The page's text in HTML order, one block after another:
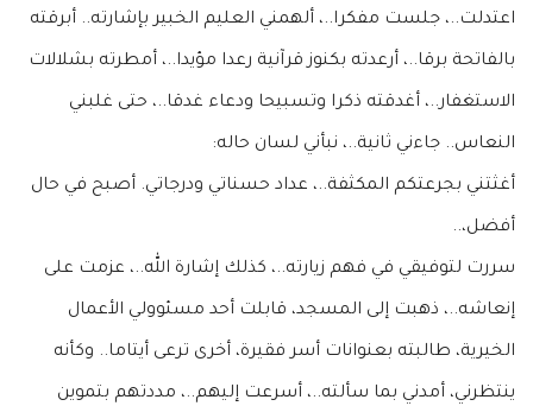
اعتدلت..، جلست مفكرا..، ألهمني العليم الخبير بإشارته.. أبرقته
بالفاتحة برقا..، أرعدته بكنوز قرآنية رعدا مؤيدا..، أمطرته بشلالات
الاستغفار..، أغدقته ذكرا وتسبيحا ودعاء غدقا..، حتى غلبني
النعاس.. جاءني ثانية..، نبأني لسان حاله:
أغثتني بجرعتكم المكثفة..، عداد حسناتي ودرجاتي. أصبح في حال
أفضل،..
سررت لتوفيقي في فهم زيارته..، كذلك إشارة الله..، عزمت على
إنعاشه..، ذهبت إلى المسجد، قابلت أحد مسئوولي الأعمال
الخيرية، طالبته بعنوانات أسر فقيرة، أخرى ترعى أيتاما.. وكأنه
ينتظرني، أمدني بما سألته..، أسرعت إليهم..، مددتهم بتموين